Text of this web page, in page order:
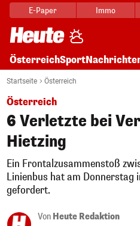
E-Paper Immo
ÖsterreichSport
Startseite Österreich
Österreich
6 Verletzte bei
Hietzing
Ein Frontalzusammenstoß
Linienbus hat am Donnerstag
gefordert.
Von Heute Redaktion